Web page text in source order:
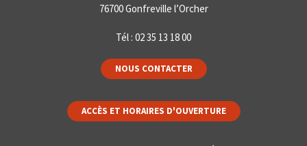
76700 Gonfreville l’Orcher
Tél : 02 35 13 18 00
NOUS CONTACTER
ACCÈS ET HORAIRES D'OUVERTURE